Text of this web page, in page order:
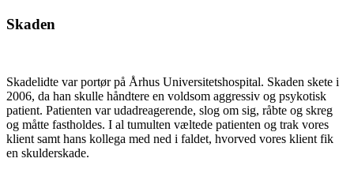
Skaden
Skadelidte var portør på Århus Universitetshospital. Skaden skete i
2006, da han skulle håndtere en voldsom aggressiv og psykotisk
patient. Patienten var udadreagerende, slog om sig, råbte og skreg
og måtte fastholdes. I al tumulten væltede patienten og trak vores
klient samt hans kollega med ned i faldet, hvorved vores klient fik
en skulderskade.